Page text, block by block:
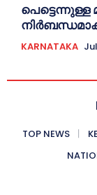
പെട്ടെന്നുള്ള
KARNATAKA
TOP NEWS